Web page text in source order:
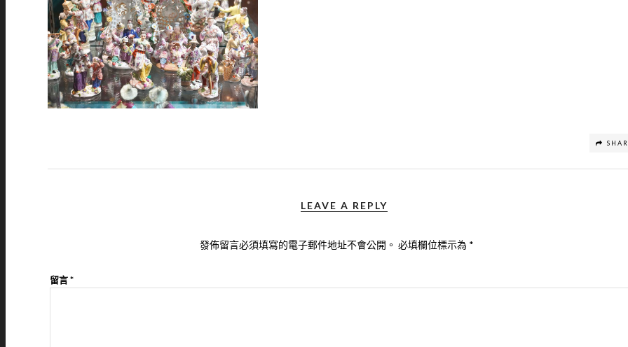
LEAVE A REPLY
發佈留言必須填寫的電子郵件地址不會公開。 必填欄位標示為 *
留言*